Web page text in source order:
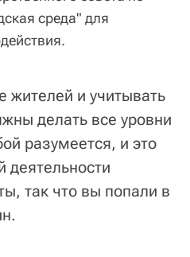
среда" для
жителей и учитывать
делать все уровни
разумеется, и это
деятельности
так что вы попали в